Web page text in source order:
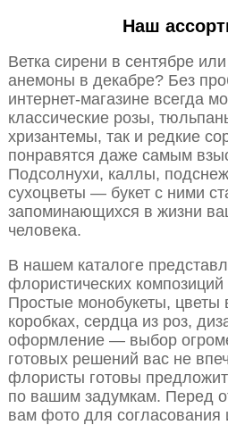
Наш
Ветка сирени в сентябре
анемоны в декабре? Без
интернет-магазине всегда
классические розы,
хризантемы, так и редкие
понравятся даже самым
Подсолнухи, каллы,
сухоцветы — букет с ними
запоминающихся в жизни
человека.
В нашем каталоге
флористических
Простые монобукеты, цветы
коробках, сердца из роз,
оформление — выбор
готовых решений вас не
флористы готовы
по вашим задумкам. Перед
вам фото для согласования